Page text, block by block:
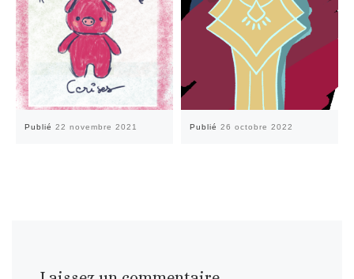
Publié 22 novembre 2021 Publié 26 octobre 2022